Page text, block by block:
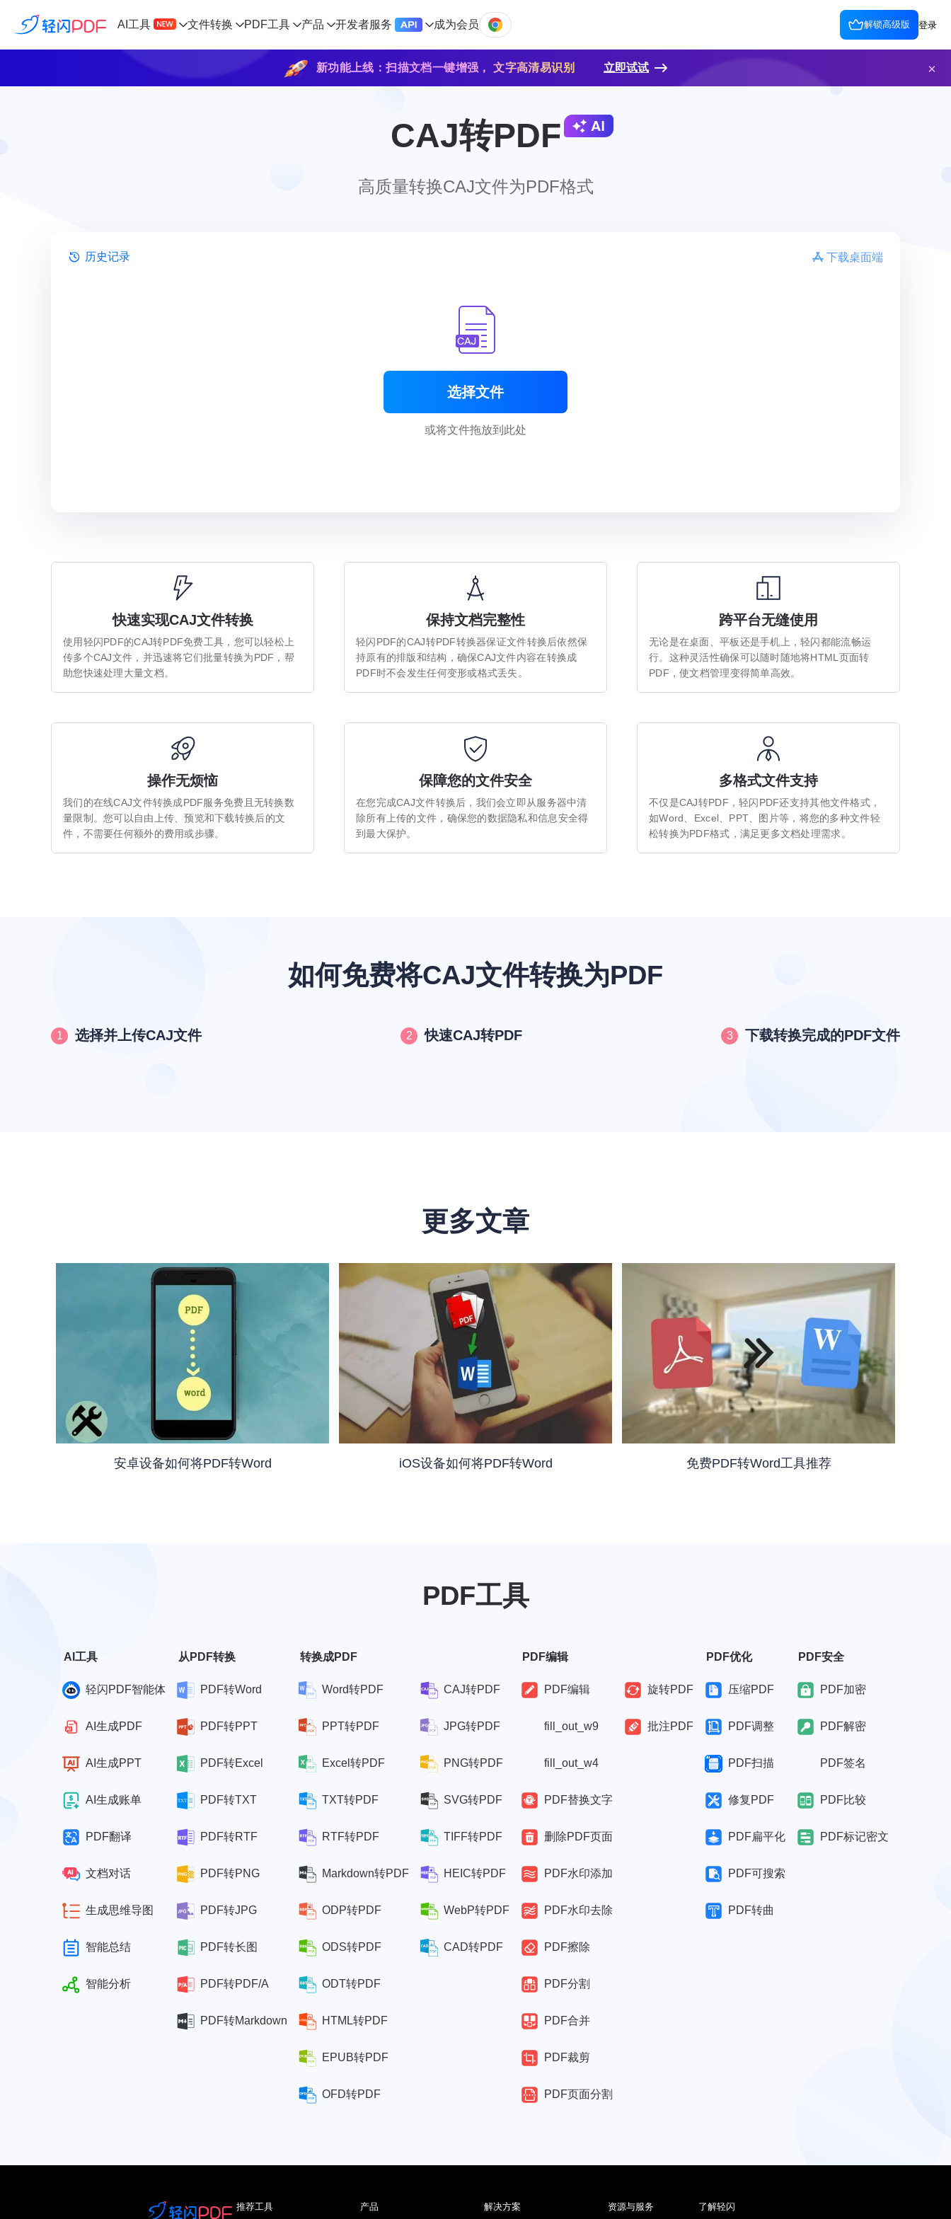
AI工具 文件转换 PDF工具 产品 开发者服务 成为会员 解锁高级版 登录
新功能上线：扫描文档一键增强， 文字高清易识别 立即试试
CAJ转PDF
高质量转换CAJ文件为PDF格式
选择文件
或将文件拖放到此处
历史记录 下载桌面端
快速实现CAJ文件转换
使用轻闪PDF的CAJ转PDF免费工具，您可以轻松上
传多个CAJ文件，并迅速将它们批量转换为PDF，帮
助您快速处理大量文档。
保持文档完整性
轻闪PDF的CAJ转PDF转换器保证文件转换后依然保
持原有的排版和结构，确保CAJ文件内容在转换成
PDF时不会发生任何变形或格式丢失。
跨平台无缝使用
无论是在桌面、平板还是手机上，轻闪都能流畅运
行。这种灵活性确保可以随时随地将HTML页面转
PDF，使文档管理变得简单高效。
操作无烦恼
我们的在线CAJ文件转换成PDF服务免费且无转换数
量限制。您可以自由上传、预览和下载转换后的文
件，不需要任何额外的费用或步骤。
保障您的文件安全
在您完成CAJ文件转换后，我们会立即从服务器中清
除所有上传的文件，确保您的数据隐私和信息安全得
到最大保护。
多格式文件支持
不仅是CAJ转PDF，轻闪PDF还支持其他文件格式，
如Word、Excel、PPT、图片等，将您的多种文件轻
松转换为PDF格式，满足更多文档处理需求。
如何免费将CAJ文件转换为PDF
1 选择并上传CAJ文件 2 快速CAJ转PDF 3 下载转换完成的PDF文件
更多文章
安卓设备如何将PDF转Word iOS设备如何将PDF转Word 免费PDF转Word工具推荐
PDF工具
AI工具
轻闪PDF智能体
AI生成PDF
AI生成PPT
AI生成账单
PDF翻译
文档对话
生成思维导图
智能总结
智能分析
从PDF转换
PDF转Word
PDF转PPT
PDF转Excel
PDF转TXT
PDF转RTF
PDF转PNG
PDF转JPG
PDF转长图
PDF转PDF/A
PDF转Markdown
转换成PDF
Word转PDF
PPT转PDF
Excel转PDF
TXT转PDF
RTF转PDF
Markdown转PDF
ODP转PDF
ODS转PDF
ODT转PDF
HTML转PDF
EPUB转PDF
OFD转PDF
CAJ转PDF
JPG转PDF
PNG转PDF
SVG转PDF
TIFF转PDF
HEIC转PDF
WebP转PDF
CAD转PDF
PDF编辑
PDF编辑
fill_out_w9
fill_out_w4
PDF替换文字
删除PDF页面
PDF水印添加
PDF水印去除
PDF擦除
PDF分割
PDF合并
PDF裁剪
PDF页面分割
旋转PDF
批注PDF
PDF优化
压缩PDF
PDF调整
PDF扫描
修复PDF
PDF扁平化
PDF可搜索
PDF转曲
PDF安全
PDF加密
PDF解密
PDF签名
PDF比较
PDF标记密文